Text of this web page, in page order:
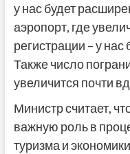
у нас будет
аэропорт, где
регистрации – у нас
Также число
увеличится почти
Министр считает,
важную роль в
туризма и